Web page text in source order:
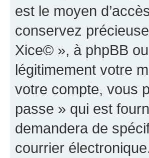
est le moyen
conservez
Xice© », à phpBB
légitimement votre
votre compte, vous
passe » qui est
demandera de
courrier